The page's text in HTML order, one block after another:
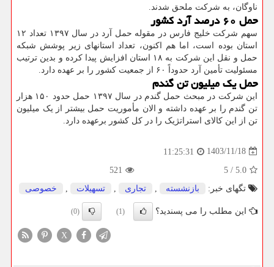
ناوگان، به شرکت ملحق شدند.
حمل ۶۰ درصد آرد کشور
سهم شرکت خلیج فارس در مقوله حمل آرد در سال ۱۳۹۷ تعداد ۱۲
استان بوده است، اما هم اکنون، تعداد استانهای زیر پوشش شبکه
حمل و نقل این شرکت به ۱۸ استان افزایش پیدا کرده و بدین ترتیب
مسئولیت تأمین آرد حدوداً ۶۰ از جمعیت کشور را بر عهده دارد.
حمل یک میلیون تن گندم
این شرکت در مبحث حمل گندم در سال ۱۳۹۷ حمل حدود ۱۵۰ هزار
تن گندم را بر عهده داشته و الان مأموریت حمل بیشتر از یک میلیون
تن از این کالای استراتژیک را در کل کشور برعهده دارد.
1403/11/18
11:25:31
5.0
/
5
521
تگهای خبر:
بازنشسته تجاری تسهیلات خصوصی
این مطلب را می پسندید؟ (1)
(0)
X